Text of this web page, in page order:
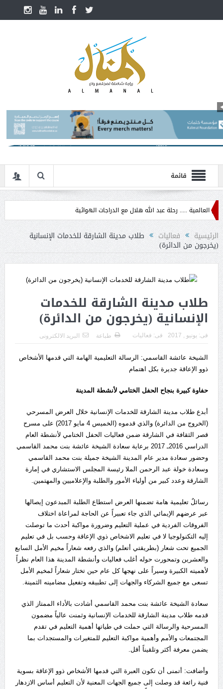
قائمة
..... رحلة عبد الله هلال مع الدراجات الهوائية
الرئيسية فعاليات طلاب مدينة الشارقة للخدمات الإنسانية
(يخرجون من الدائرة)
طلاب مدينة الشارقة للخدمات
الإنسانية (يخرجون من الدائرة)
فى: يونيو , 2017 فى: فعاليات طباعة البريد الالكترونى
الشيخة عائشة القاسمي: الرسالة التعليمية الهامة التي قدمها الأشخاص
ذوو الإعاقة جديرة بكل اهتمام
حفاوة كبيرة بنجاح الحفل الختامي لأنشطة المدينة
أبدع طلاب مدينة الشارقة للخدمات الإنسانية خلال العرض المسرحي
(الخروج من الدائرة) والذي قدموه (الخميس 4 مايو 2017) على مسرح
قصر الثقافة في الشارقة ضمن فعاليات الحفل الختامي لأنشطة العام
الدراسي 2016ـ 2017 برعاية سعادة الشيخة عائشة بنت محمد القاسمي
وحضور سعادة مدير عام المدينة الشيخة جميلة بنت محمد القاسمي
وسعادة خولة عبد الرحمن الملا رئيسة المجلس الاستشاري في إمارة
الشارقة وعدد كبير من أولياء الأمور والطلبة والإعلاميين والمهتمين.
رسائلٌ تعليمية هامة تضمنها العرض استطاع الطلبة المبدعون إيصالها
عبر عرضهم الإيمائي الذي جاء تعبيراً عن الحاجة لمراعاة اختلاف
الفروقات الفردية في عملية التعليم وضرورة مواكبة أحدث ما توصلت
إليه التكنولوجيا لا في تعليم الاشخاص ذوي الإعاقة وحسب بل في تعليم
الجميع تحت شعار (بطريقتي أتعلم) والذي رفعه شعاراً مخيم الأمل السابع
والعشرين وتمحورت حوله أغلب فعاليات وأنشطة المدينة هذا العام نظراً
لأهميته الكبيرة وسيراً على نهجها كل عام حين تختار شعاراً لمخيم الأمل
تسعى مع جميع الشركاء والجهات إلى تطبيقه وتفعيل مضامينه الثمينة.
سعادة الشيخة عائشة بنت محمد القاسمي أشادت بالأداء الممتاز الذي
قدمه طلاب مدينة الشارقة للخدمات الإنسانية وثمنت عالياً مضمون
المسرحية والرسالة التي حملت في طياتها أهمية التعليم في تقدم
المجتمعات والأمم وأهمية مواكبة التعليم للمتغيرات والمستجدات بما
يضمن معرفة أكثر وتلقيناً أقل.
وأضافت: أتمنى أن تكون العبرة التي قدمها الأشخاص ذوو الإعاقة بسوية
فنية رائعة قد وصلت إلى جميع الجهات المعنية لأن التعليم أساس الازدهار